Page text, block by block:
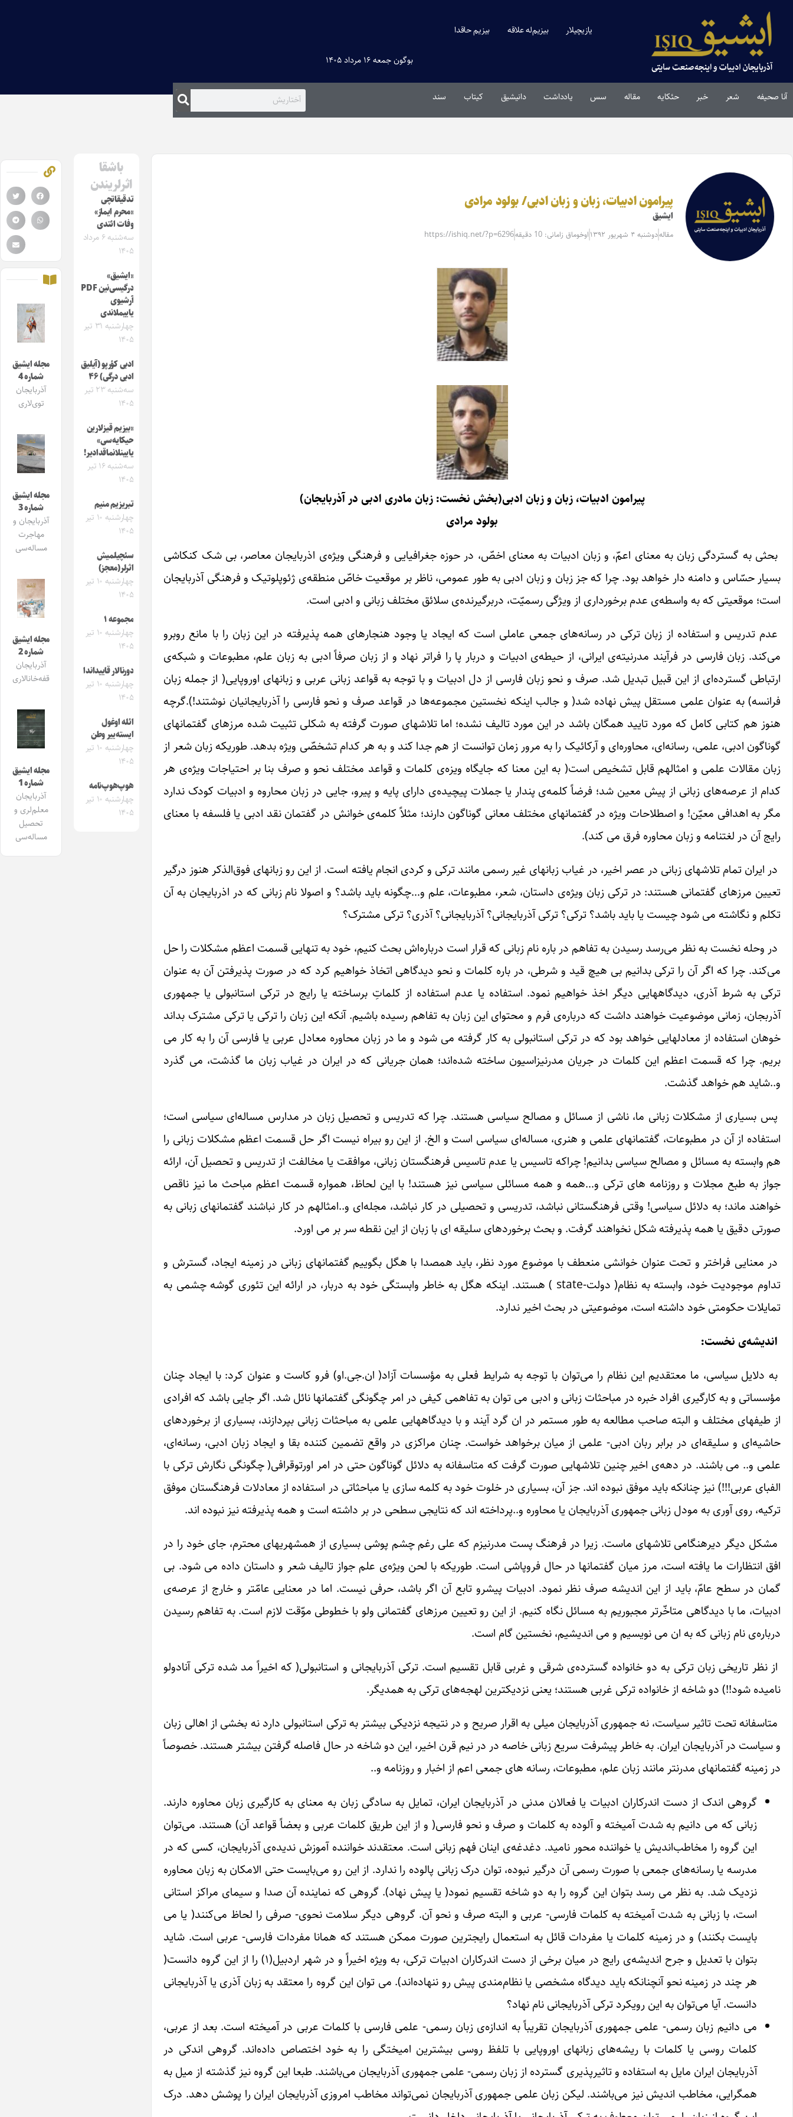
یازیچیلار بیزیم‌له علاقه بیزیم حاقدا
بوگون جمعه ۱۶ مرداد ۱۴۰۵
آنا صحیفه شعر خبر حئکایه مقاله‌ سس یادداشت دانیشیق کیتاب سند
پیرامون ادبیات، زبان و زبان ادبی/ بولود مرادی
ایشیق
مقاله‌دوشنبه ۴ شهریور ۱۳۹۲ اوخوماق زامانی: 10 دقیقه https://ishiq.net/?p=6296
پیرامون ادبیات، زبان و زبان ادبی(بخش نخست: زبان مادری ادبی در آذربایجان)
بولود مرادی
بحثی به گستردگی زبان به معنای اعمّ، و زبان ادبیات به معنای اخصّ، در حوزه جغرافیایی و فرهنگی ویژه‌ی اذربایجان معاصر، بی شک کنکاشی
بسیار حسّاس و دامنه دار خواهد بود. چرا که جز زبان و زبان ادبی به طور عمومی، ناظر بر موقعیت خاصّ منطقه‌ی ژئوپلوتیک و فرهنگی آذربایجان
است؛ موقعیتی که به واسطه‌ی عدم برخورداری از ویژگی رسمیّت، دربرگیرنده‌ی سلائق مختلف زبانی و ادبی است.
عدم تدریس و استفاده از زبان ترکی در رسانه‌های جمعی عاملی است که ایجاد یا وجود هنجارهای همه پذیرفته در این زبان را با مانع روبرو
می‌کند. زبان فارسی در فرآیند مدرنیته‌ی ایرانی، از حیطه‌ی ادبیات و دربار پا را فراتر نهاد و از زبان صرفاً ادبی به زبان علم، مطبوعات و شبکه‌ی
ارتباطی گسترده‌ای از این قبیل تبدیل شد. صرف و نحو زبان فارسی از دل ادبیات و با توجه به قواعد زبانی عربی و زبانهای اوروپایی( از جمله زبان
فرانسه) به عنوان علمی مستقل پیش نهاده شد( و جالب اینکه نخستین مجموعه‌ها در قواعد صرف و نحو فارسی را آذربایجانیان نوشتند!).گرچه
هنوز هم کتابی کامل که مورد تایید همگان باشد در این مورد تالیف نشده؛ اما تلاشهای صورت گرفته به شکلی تثبیت شده مرزهای گفتمانهای
گوناگون ادبی، علمی، رسانه‌ای، محاوره‌ای و آرکائیک را به مرور زمان توانست از هم جدا کند و به هر کدام تشخصّی ویژه بدهد. طوریکه زبان شعر از
زبان مقالات علمی و امثالهم قابل تشخیص است( به این معنا که جایگاه ویزه‌ی کلمات و قواعد مختلف نحو و صرف بنا بر احتیاجات ویژه‌ی هر
کدام از عرصه‌های زبانی از پیش معین شد؛ فرضاً کلمه‌ی پندار یا جملات پیچیده‌ی دارای پایه و پیرو، جایی در زبان محاروه و ادبیات کودک ندارد
مگر به اهدافی معیّن! و اصطلاحات ویژه در گفتمانهای مختلف معانی گوناگون دارند؛ مثلاً کلمه‌ی خوانش در گفتمان نقد ادبی یا فلسفه با معنای
رایج آن در لغتنامه و زبان محاوره فرق می کند).
در ایران تمام تلاشهای زبانی در عصر اخیر، در غیاب زبانهای غیر رسمی مانند ترکی و کردی انجام یافته است. از این رو زبانهای فوق‌الذکر هنوز درگیر
تعیین مرزهای گفتمانی هستند: در ترکی زبان ویژه‌ی داستان، شعر، مطبوعات، علم و…چگونه باید باشد؟ و اصولا نام زبانی که در اذربایجان به آن
تکلم و نگاشته می شود چیست یا باید باشد؟ ترکی؟ ترکی آذربایجانی؟ آذربایجانی؟ آذری؟ ترکی مشترک؟
در وحله نخست به نظر می‌رسد رسیدن به تفاهم در باره نام زبانی که قرار است درباره‌اش بحث کنیم، خود به تنهایی قسمت اعظم مشکلات را حل
می‌کند. چرا که اگر آن را ترکی بدانیم بی هیچ قید و شرطی، در باره کلمات و نحو دیدگاهی اتخاذ خواهیم کرد که در صورت پذیرفتن آن به عنوان
ترکی به شرط آذری، دیدگاههایی دیگر اخذ خواهیم نمود. استفاده یا عدم استفاده از کلماتِ برساخته یا رایج در ترکی استانبولی یا جمهوری
آذربجان، زمانی موضوعیت خواهند داشت که درباره‌ی فرم و محتوای این زبان به تفاهم رسیده باشیم. آنکه این زبان را ترکی یا ترکی مشترک بداند
خوهان استفاده از معادلهایی خواهد بود که در ترکی استانبولی به کار گرفته می شود و ما در زبان محاوره معادل عربی یا فارسی آن را به کار می
بریم. چرا که قسمت اعظم این کلمات در جریان مدرنیزاسیون ساخته شده‌اند؛ همان جریانی که در ایران در غیاب زبان ما گذشت، می گذرد
و..شاید هم خواهد گذشت.
پس بسیاری از مشکلات زبانی ما، ناشی از مسائل و مصالح سیاسی هستند. چرا که تدریس و تحصیل زبان در مدارس مساله‌ای سیاسی است؛
استفاده از آن در مطبوعات، گفتمانهای علمی و هنری، مساله‌ای سیاسی است و الخ. از این رو بیراه نیست اگر حل قسمت اعظم مشکلات زبانی را
هم وابسته به مسائل و مصالح سیاسی بدانیم! چراکه تاسیس یا عدم تاسیس فرهنگستان زبانی، موافقت یا مخالفت از تدریس و تحصیل آن، ارائه
جواز به طبع مجلات و روزنامه های ترکی و…همه و همه مسائلی سیاسی نیز هستند! با این لحاظ، همواره قسمت اعظم مباحث ما نیز ناقص
خواهند ماند؛ به دلائل سیاسی! وقتی فرهنگستانی نباشد، تدریسی و تحصیلی در کار نباشد، مجله‌ای و..امثالهم در کار نباشند گفتمانهای زبانی به
صورتی دقیق یا همه پذیرفته شکل نخواهند گرفت. و بحث برخوردهای سلیقه ای با زبان از این نقطه سر بر می اورد.
در معنایی فراختر و تحت عنوان خوانشی منعطف با موضوع مورد نظر، باید همصدا با هگل بگوییم گفتمانهای زبانی در زمینه ایجاد، گسترش و
تداوم موجودیت خود، وابسته به نظام( دولت-state ) هستند. اینکه هگل به خاطر وابستگی خود به دربار، در ارائه این تئوری گوشه چشمی به
تمایلات حکومتی خود داشته است، موضوعیتی در بحث اخیر ندارد.
اندیشه‌ی نخست:
به دلایل سیاسی، ما معتقدیم این نظام را می‌توان با توجه به شرایط فعلی به مؤسسات آزاد( ان.جی.او) فرو کاست و عنوان کرد: با ایجاد چنان
مؤسساتی و به کارگیری افراد خبره در مباحثات زبانی و ادبی می توان به تفاهمی کیفی در امر چگونگی گفتمانها نائل شد. اگر جایی باشد که افرادی
از طیفهای مختلف و البته صاحب مطالعه به طور مستمر در ان گرد آیند و با دیدگاههایی علمی به مباحثات زبانی بپردازند، بسیاری از برخوردهای
حاشیه‌ای و سلیقه‌ای در برابر ربان ادبی- علمی از میان برخواهد خواست. چنان مراکزی در واقع تضمین کننده بقا و ایجاد زبان ادبی، رسانه‌ای،
علمی و.. می باشند. در دهه‌ی اخیر چنین تلاشهایی صورت گرفت که متاسفانه به دلائل گوناگون حتی در امر اورتوقرافی( چگونگی نگارش ترکی با
الفبای عربی!!!) نیز چنانکه باید موفق نبوده اند. جز آن، بسیاری در خلوت خود به کلمه سازی یا مباحثاتی در استفاده از معادلات فرهنگستان موفق
ترکیه، روی آوری به مودل زبانی جمهوری آذربایجان یا محاوره و..پرداخته اند که نتایجی سطحی در بر داشته است و همه پذیرفته نیز نبوده اند.
مشکل دیگر دیرهنگامی تلاشهای ماست. زیرا در فرهنگ پست مدرنیزم که علی رغم چشم پوشی بسیاری از همشهریهای محترم، جای خود را در
افق انتظارات ما یافته است، مرز میان گفتمانها در حال فروپاشی است. طوریکه با لحن ویژه‌ی علم جواز تالیف شعر و داستان داده می شود. بی
گمان در سطح عامّ، باید از این اندیشه صرف نظر نمود. ادبیات پیشرو تابع آن اگر باشد، حرفی نیست. اما در معنایی عامّتر و خارج از عرصه‌ی
ادبیات، ما با دیدگاهی متاخّرتر مجبوریم به مسائل نگاه کنیم. از این رو تعیین مرزهای گفتمانی ولو با خطوطی موّقت لازم است. به تفاهم رسیدن
درباره‌ی نام زبانی که به ان می نویسیم و می اندیشیم، نخستین گام است.
از نظر تاریخی زبان ترکی به دو خانواده گسترده‌ی شرقی و غربی قابل تقسیم است. ترکی آذربایجانی و استانبولی( که اخیراً مد شده ترکی آنادولو
نامیده شود!!) دو شاخه از خانواده ترکی غربی هستند؛ یعنی نزدیکترین لهجه‌های ترکی به همدیگر.
متاسفانه تحت تاثیر سیاست، نه جمهوری آذربایجان میلی به اقرار صریح و در نتیجه نزدیکی بیشتر به ترکی استانبولی دارد نه بخشی از اهالی زبان
و سیاست در آذربایجان ایران. به خاطر پیشرفت سریع زبانی خاصه در در نیم قرن اخیر، این دو شاخه در حال فاصله گرفتن بیشتر هستند. خصوصاً
در زمینه گفتمانهای مدرنتر مانند زبان علم، مطبوعات، رسانه های جمعی اعم از اخبار و روزنامه و..
گروهی اندک از دست اندرکاران ادبیات یا فعالان مدنی در آذربایجان ایران، تمایل به سادگی زبان به معنای به کارگیری زبان محاوره دارند.
زبانی که می دانیم به شدت آمیخته و آلوده به کلمات و صرف و نحو فارسی( و از این طریق کلمات عربی و بعضاً قواعد آن) هستند. می‌توان
این گروه را مخاطب‌اندیش یا خواننده محور نامید. دغدغه‌ی اینان فهم زبانی است. معتقدند خواننده آموزش ندیده‌ی آذربایجان، کسی که در
مدرسه یا رسانه‌های جمعی با صورت رسمی آن درگیر نبوده، توان درک زبانی پالوده را ندارد. از این رو می‌بایست حتی الامکان به زبان محاوره
نزدیک شد. به نظر می رسد بتوان این گروه را به دو شاخه تقسیم نمود( یا پیش نهاد). گروهی که نماینده آن صدا و سیمای مراکز استانی
است، با زبانی به شدت آمیخته به کلمات فارسی- عربی و البته صرف و نحو آن. گروهی دیگر سلامت نحوی- صرفی را لحاظ می‌کنند( یا می
بایست بکنند) و در زمینه کلمات یا مفردات قائل به استعمال رایجترین صورت ممکن هستند که همانا مفردات فارسی- عربی است. شاید
بتوان با تعدیل و جرح اندیشه‌ی رایج در میان برخی از دست اندرکاران ادبیات ترکی، به ویژه اخیراً و در شهر اردبیل(۱) را از این گروه دانست(
هر چند در زمینه نحو آنچنانکه باید دیدگاه مشخصی یا نظام‌مندی پیش رو ننهاده‌اند). می توان این گروه را معتقد به زبان آذری یا آذربایجانی
دانست. آیا می‌توان به این رویکرد ترکی آذربایجانی نام نهاد؟
می دانیم زبان رسمی- علمی جمهوری آذربایجان تقریباً به اندازه‌ی زبان رسمی- علمی فارسی با کلمات عربی در آمیخته است. بعد از عربی،
کلمات روسی یا کلمات با ریشه‌های زبانهای اوروپایی با تلفظ روسی بیشترین امیختگی را به خود اختصاص داده‌اند. گروهی اندکی در
آذربایجان ایران مایل به استفاده و تاثیرپذیری گسترده از زبان رسمی- علمی جمهوری آذربایجان می‌باشند. طبعا این گروه نیز گذشته از میل به
همگرایی، مخاطب اندیش نیز می‌باشند. لیکن زبان علمی جمهوری آذربایجان نمی‌تواند مخاطب امروزی آذربایجان ایران را پوشش دهد. درک
باشقا
اثرلریندن
تدقیقاتچی
«محرم ایماز»
وفات ائتدی
سه‌شنبه ۶ مرداد
۱۴۰۵
«ایشیق»
درگیسی‌نین PDF
آرشیوی
یاییملاندی
چهارشنبه ۳۱ تیر
۱۴۰۵
ادبی کؤرپو (آیلیق
ادبی درگی) ۴۶
سه‌شنبه ۲۳ تیر
۱۴۰۵
«بیزیم قیزلارین
حیکایه‌سی»
یایینلانماقدادیر!
سه‌شنبه ۱۶ تیر
۱۴۰۵
تبریزیم منیم
چهارشنبه ۱۰ تیر
۱۴۰۵
سئچیلمیش
اثرلر(معجز)
چهارشنبه ۱۰ تیر
۱۴۰۵
مجموعه ۱
چهارشنبه ۱۰ تیر
۱۴۰۵
دورنالار قاییداندا
چهارشنبه ۱۰ تیر
۱۴۰۵
ائله اوغول
ایسته‌ییر وطن
چهارشنبه ۱۰ تیر
۱۴۰۵
هوپ‌هوپ‌نامه
چهارشنبه ۱۰ تیر
۱۴۰۵
مجله ایشیق
شماره 4
آذربایجان
توی‌لاری
مجله ایشیق
شماره 3
آذربایجان و
مهاجرت
مساله‌سی
مجله ایشیق
شماره 2
آذربایجان
قفه‌خانالاری
مجله ایشیق
شماره 1
آذربایجان
معلم‌لری و
تحصیل
مساله‌سی